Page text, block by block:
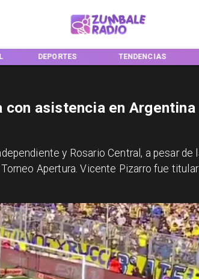
DEPORTES TENDENCIAS
asistencia en Argentina
y Rosario Central, a pesar de
Apertura. Vicente Pizarro fue